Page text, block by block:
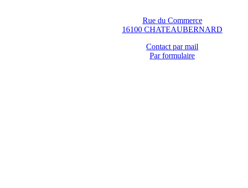
Rue du Commerce
16100 CHATEAUBERNARD
Contact par mail
Par formulaire